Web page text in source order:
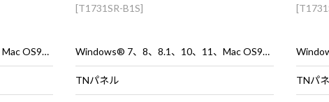
Windows® 7、8、8.1、10、11、Mac OS9、OSX
[T1731SR-B1S]
Windows® 7、8、8.1、10、11、Mac OS9、OSX
TNパネル TNパ